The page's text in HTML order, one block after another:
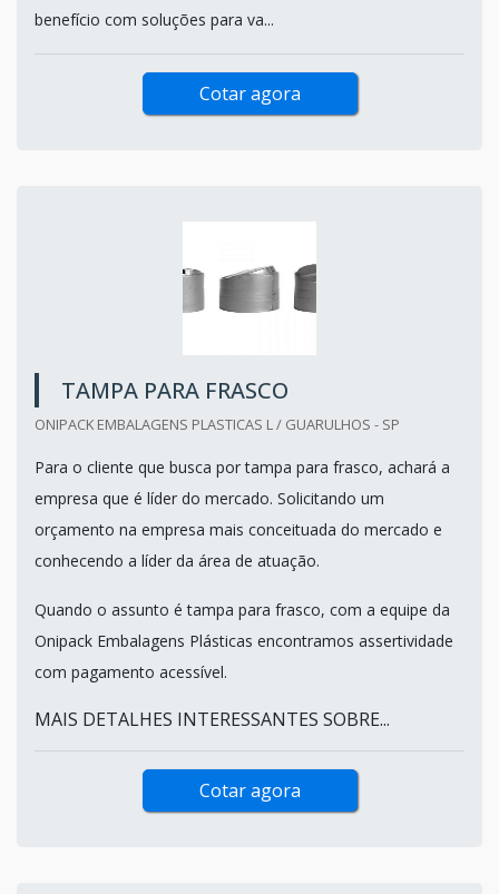
benefício com soluções para va...
Cotar agora
TAMPA PARA FRASCO
ONIPACK EMBALAGENS PLASTICAS L / GUARULHOS - SP
Para o cliente que busca por tampa para frasco, achará a
empresa que é líder do mercado. Solicitando um
orçamento na empresa mais conceituada do mercado e
conhecendo a líder da área de atuação.
Quando o assunto é tampa para frasco, com a equipe da
Onipack Embalagens Plásticas encontramos assertividade
com pagamento acessível.
MAIS DETALHES INTERESSANTES SOBRE...
Cotar agora